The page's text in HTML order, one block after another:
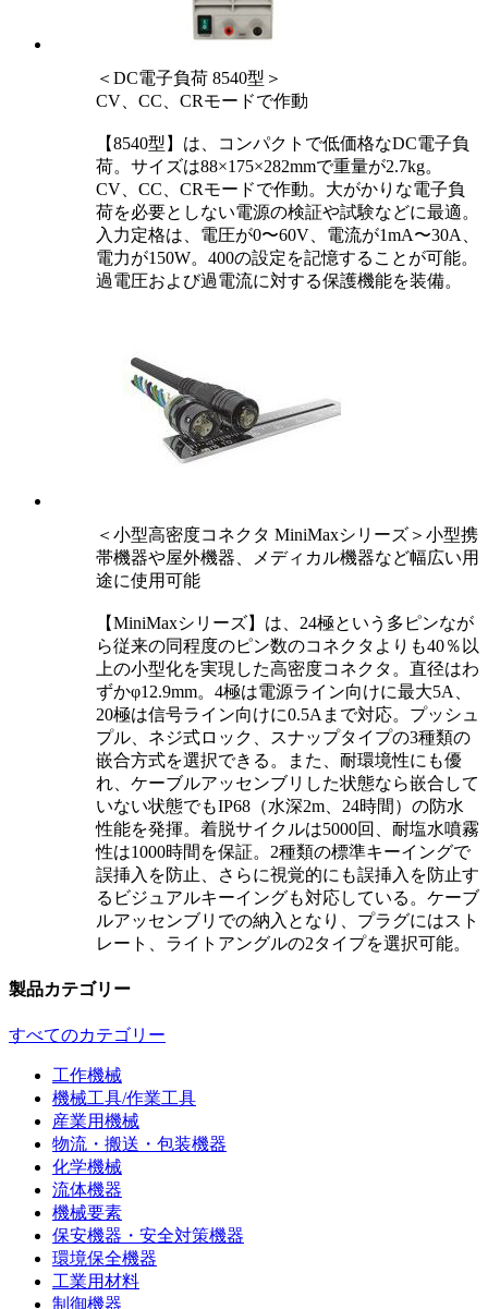
＜DC電子負荷 8540型＞
CV、CC、CRモードで作動
【8540型】は、コンパクトで低価格なDC電子負
荷。サイズは88×175×282mmで重量が2.7kg。
CV、CC、CRモードで作動。大がかりな電子負
荷を必要としない電源の検証や試験などに最適。
入力定格は、電圧が0〜60V、電流が1mA〜30A、
電力が150W。400の設定を記憶することが可能。
過電圧および過電流に対する保護機能を装備。
＜小型高密度コネクタ MiniMaxシリーズ＞小型携
帯機器や屋外機器、メディカル機器など幅広い用
途に使用可能
【MiniMaxシリーズ】は、24極という多ピンなが
ら従来の同程度のピン数のコネクタよりも40％以
上の小型化を実現した高密度コネクタ。直径はわ
ずかφ12.9mm。4極は電源ライン向けに最大5A、
20極は信号ライン向けに0.5Aまで対応。プッシュ
プル、ネジ式ロック、スナップタイプの3種類の
嵌合方式を選択できる。また、耐環境性にも優
れ、ケーブルアッセンブリした状態なら嵌合して
いない状態でもIP68（水深2m、24時間）の防水
性能を発揮。着脱サイクルは5000回、耐塩水噴霧
性は1000時間を保証。2種類の標準キーイングで
誤挿入を防止、さらに視覚的にも誤挿入を防止す
るビジュアルキーイングも対応している。ケーブ
ルアッセンブリでの納入となり、プラグにはスト
レート、ライトアングルの2タイプを選択可能。
製品カテゴリー
すべてのカテゴリー
工作機械
機械工具/作業工具
産業用機械
物流・搬送・包装機器
化学機械
流体機器
機械要素
保安機器・安全対策機器
環境保全機器
工業用材料
制御機器